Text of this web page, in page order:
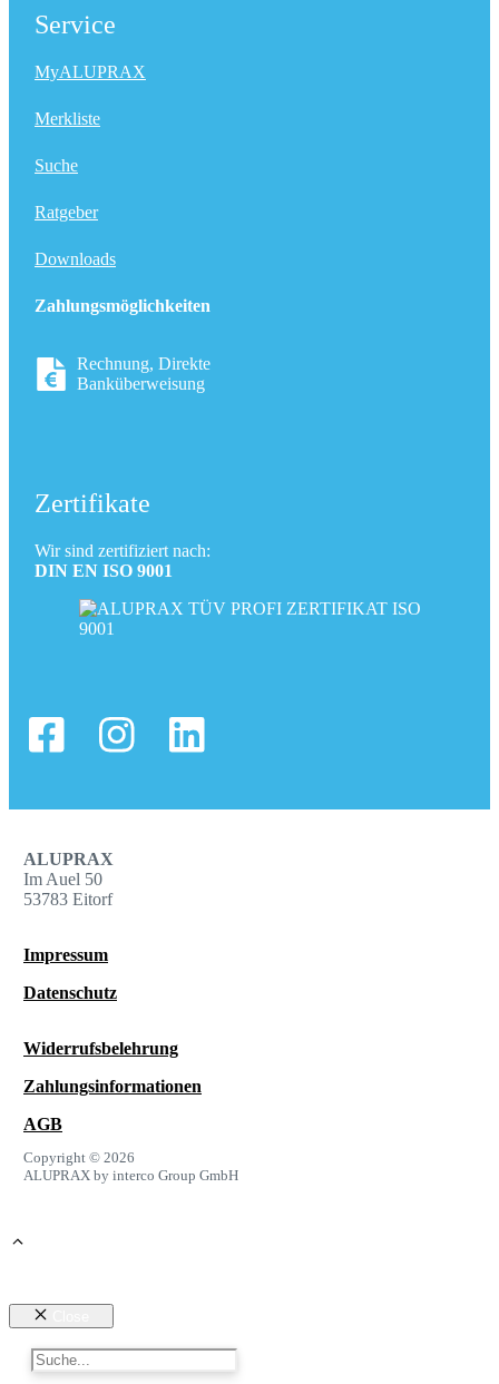
Service
MyALUPRAX
Merkliste
Suche
Ratgeber
Downloads
Zahlungsmöglichkeiten
Rechnung, Direkte
Banküberweisung
Zertifikate
Wir sind zertifiziert nach:
DIN EN ISO 9001
ALUPRAX
Im Auel 50
53783 Eitorf
Impressum
Datenschutz
Widerrufsbelehrung
Zahlungsinformationen
AGB
Copyright © 2026
ALUPRAX by interco Group GmbH